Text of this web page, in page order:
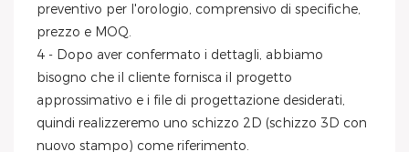
preventivo per l'orologio, comprensivo di specifiche,
prezzo e MOQ.
4 - Dopo aver confermato i dettagli, abbiamo
bisogno che il cliente fornisca il progetto
approssimativo e i file di progettazione desiderati,
quindi realizzeremo uno schizzo 2D (schizzo 3D con
nuovo stampo) come riferimento.